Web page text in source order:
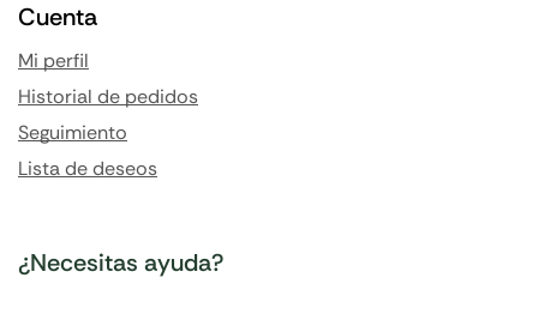
Cuenta
Mi perfil
Historial de pedidos
Seguimiento
Lista de deseos
¿Necesitas ayuda?